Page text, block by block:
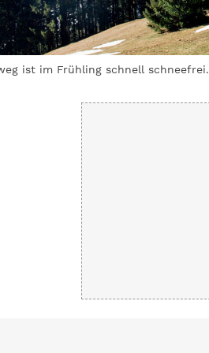
ist im Frühling schnell schneefrei.